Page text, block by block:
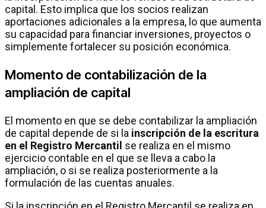
capital. Esto implica que los socios realizan
aportaciones adicionales a la empresa, lo que aumenta
su capacidad para financiar inversiones, proyectos o
simplemente fortalecer su posición económica.
Momento de contabilización de la
ampliación de capital
El momento en que se debe contabilizar la ampliación
de capital depende de si la inscripción de la escritura
en el Registro Mercantil se realiza en el mismo
ejercicio contable en el que se lleva a cabo la
ampliación, o si se realiza posteriormente a la
formulación de las cuentas anuales.